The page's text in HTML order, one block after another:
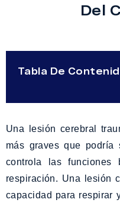
Del
Tabla De
Una lesión cerebral
más graves que podría
controla las
respiración. Una lesión
capacidad para respirar